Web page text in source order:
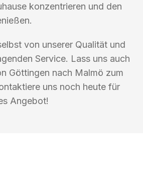
konzentrieren und den
von unserer Qualität und
Service. Lass uns auch
Göttingen nach Malmö zum
uns noch heute für
Angebot!